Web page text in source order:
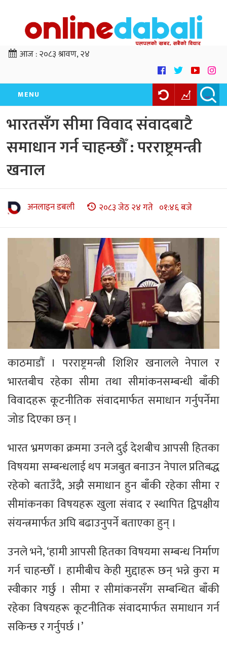
आज :२०८३ श्रावण, २४
MENU
भारतसँग सीमा विवाद संवादबाटै
समाधान गर्न चाहन्छौँ : परराष्ट्रमन्त्री
खनाल
अनलाइन डबली २०८३ जेठ २४ गते ०१:४६ बजे
काठमाडौं । परराष्ट्रमन्त्री शिशिर खनालले नेपाल र
भारतबीच रहेका सीमा तथा सीमांकनसम्बन्धी बाँकी
विवादहरू कूटनीतिक संवादमार्फत समाधान गर्नुपर्नेमा
जोड दिएका छन् ।
भारत भ्रमणका क्रममा उनले दुई देशबीच आपसी हितका
विषयमा सम्बन्धलाई थप मजबुत बनाउन नेपाल प्रतिबद्ध
रहेको बताउँदै, अझै समाधान हुन बाँकी रहेका सीमा र
सीमांकनका विषयहरू खुला संवाद र स्थापित द्विपक्षीय
संयन्त्रमार्फत अघि बढाउनुपर्ने बताएका हुन् ।
उनले भने, ‘हामी आपसी हितका विषयमा सम्बन्ध निर्माण
गर्न चाहन्छौँ । हामीबीच केही मुद्दाहरू छन् भन्ने कुरा म
स्वीकार गर्छु । सीमा र सीमांकनसँग सम्बन्धित बाँकी
रहेका विषयहरू कूटनीतिक संवादमार्फत समाधान गर्न
सकिन्छ र गर्नुपर्छ ।’